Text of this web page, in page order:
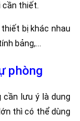
cần thiết.
bị khác nhau
bảng,…
phòng
lưu ý là dung
thì có thể dùng